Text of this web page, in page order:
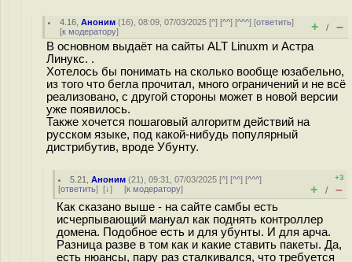
4.16 ,Аноним (16), 08:09, 07/03/2025 [^] [^^] [^^^] [ответить]
[к модератору] + / –
В основном выдаёт на сайты ALT Linuxm и Астра
Линукс. .
Хотелось бы понимать на сколько вообще юзабельно,
из того что бегла прочитал, много ограничений и не всё
реализовано, с другой стороны может в новой версии
уже появилось.
Также хочется пошаговый алгоритм действий на
русском языке, под какой-нибудь популярный
дистрибутив, вроде Убунту.
5.21 ,Аноним (21), 09:31, 07/03/2025 [^] [^^] [^^^]
[ответить] [↓] [к модератору]
+3
+ / –
Как сказано выше - на сайте самбы есть
исчерпывающий мануал как поднять контроллер
домена. Подобное есть и для убунты. И для арча.
Разница разве в том как и какие ставить пакеты. Да,
есть нюансы, пару раз сталкивался, что требуется